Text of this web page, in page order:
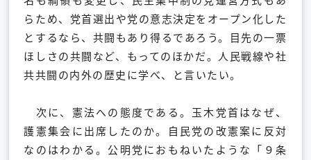
らため、党首選出や党の意志決定をオープン化した
とするなら、共闘もあり得るであろう。目先の一票
ほしさの共闘など、もってのほかだ。人民戦線や社
共共闘の内外の歴史に学べ、と言いたい。
次に、憲法への態度である。玉木党首はなぜ、
護憲集会に出席したのか。自民党の改憲案に反対
なのはわかる。公明党におもねいたような「９条